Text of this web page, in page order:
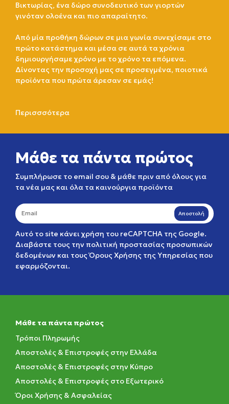
Βικτωρίας, ένα δώρο συνοδευτικό των γιορτών
γινόταν ολοένα και πιο απαραίτητο.
Από μία προθήκη δώρων σε μια γωνία συνεχίσαμε στο
πρώτο κατάστημα και μέσα σε αυτά τα χρόνια
δημιουργήσαμε χρόνο με το χρόνο τα επόμενα.
Δίνοντας την προσοχή μας σε προσεγμένα, ποιοτικά
προϊόντα που πρώτα άρεσαν σε εμάς!
Περισσσότερα
Μάθε τα πάντα πρώτος
Συμπλήρωσε το email σου & μάθε πριν από όλους για
τα νέα μας και όλα τα καινούργια προϊόντα
Αποστολή
Αυτό το site κάνει χρήση του reCAPTCHA της Google.
Διαβάστε τους την πολιτική προστασίας προσωπικών
δεδομένων και τουςΌρους Χρήσης της Υπηρεσίας που
εφαρμόζονται.
Μάθε τα πάντα πρώτος
Τρόποι Πληρωμής
Αποστολές & Επιστροφές στην Ελλάδα
Αποστολές & Επιστροφές στην Κύπρο
Αποστολές & Επιστροφές στο Εξωτερικό
Όροι Χρήσης & Ασφαλείας